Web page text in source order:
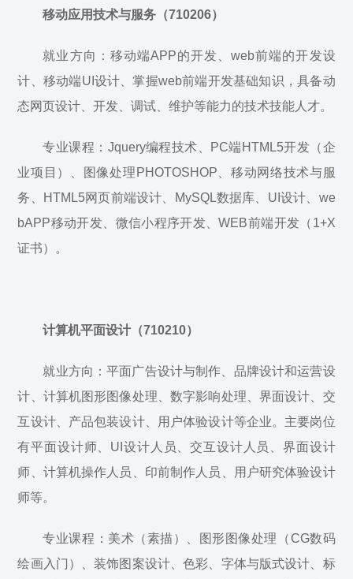
移动应用技术与服务（710206）
就业方向：移动端APP的开发、web前端的开发设
计、移动端UI设计、掌握web前端开发基础知识，具备动
态网页设计、开发、调试、维护等能力的技术技能人才。
专业课程：Jquery编程技术、PC端HTML5开发（企
业项目）、图像处理PHOTOSHOP、移动网络技术与服
务、HTML5网页前端设计、MySQL数据库、UI设计、we
bAPP移动开发、微信小程序开发、WEB前端开发（1+X
证书）。
计算机平面设计（710210）
就业方向：平面广告设计与制作、品牌设计和运营设
计、计算机图形图像处理、数字影响处理、界面设计、交
互设计、产品包装设计、用户体验设计等企业。主要岗位
有平面设计师、UI设计人员、交互设计人员、界面设计
师、计算机操作人员、印前制作人员、用户研究体验设计
师等。
专业课程：美术（素描）、图形图像处理（CG数码
绘画入门）、装饰图案设计、色彩、字体与版式设计、标